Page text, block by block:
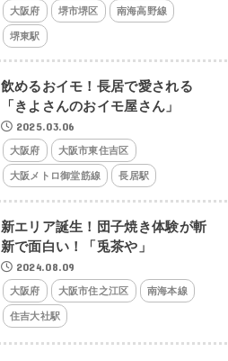
大阪府 堺市堺区 南海高野線
堺東駅
飲めるおイモ！長居で愛される
「きよさんのおイモ屋さん」
2025.03.06
大阪府 大阪市東住吉区
大阪メトロ御堂筋線 長居駅
新エリア誕生！団子焼き体験が斬
新で面白い！「兎茶や」
2024.08.09
大阪府 大阪市住之江区 南海本線
住吉大社駅